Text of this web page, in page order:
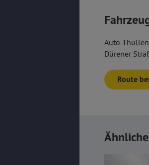
Auto
Dürener
Route